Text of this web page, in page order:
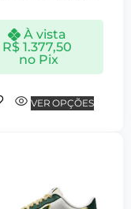
À vista
R$ 1.377,50
no Pix
VER OPÇÕES